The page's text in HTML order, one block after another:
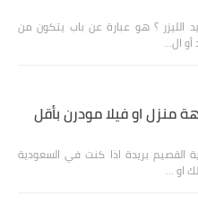
2020 ‏ماهو باب حديد الليزر ؟ هو عبارة عن باب يتكون من
أو ال…
منزل او فيلا مودرن بأقل
بريدة اذا كنت في السعودية
او …